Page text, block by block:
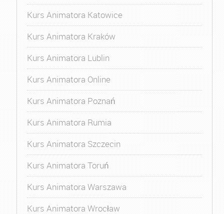
Kurs Animatora Katowice
Kurs Animatora Kraków
Kurs Animatora Lublin
Kurs Animatora Online
Kurs Animatora Poznań
Kurs Animatora Rumia
Kurs Animatora Szczecin
Kurs Animatora Toruń
Kurs Animatora Warszawa
Kurs Animatora Wrocław